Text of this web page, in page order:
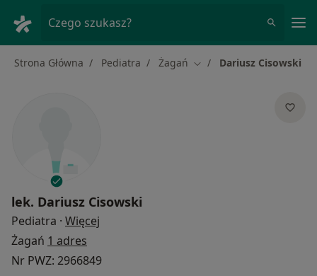
Czego szukasz?
Strona Główna Pediatra Żagań Zmień miasto
Dariusz Cisowski
lek. Dariusz Cisowski
Pediatra · Więcej
Żagań 1 adres
Nr PWZ: 2966849